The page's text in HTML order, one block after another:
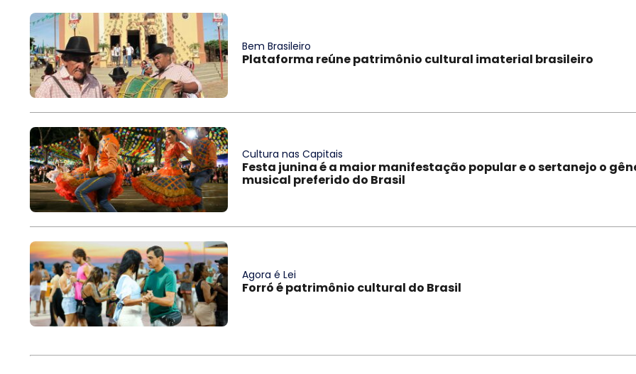
Bem Brasileiro
Plataforma reúne patrimônio cultural imaterial brasileiro
Cultura nas Capitais
Festa junina é a maior manifestação popular e o sertanejo o
musical preferido do Brasil
Agora é Lei
Forró é patrimônio cultural do Brasil